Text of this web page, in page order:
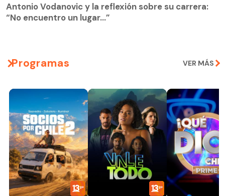
Antonio Vodanovic y la reflexión sobre su carrera:
“No encuentro un lugar…”
Programas VER MÁS